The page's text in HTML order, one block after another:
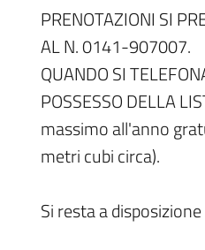
PRENOTAZIONI SI
AL N. 0141-907007.
QUANDO SI
POSSESSO DELLA
massimo all'anno
metri cubi circa).
Si resta a